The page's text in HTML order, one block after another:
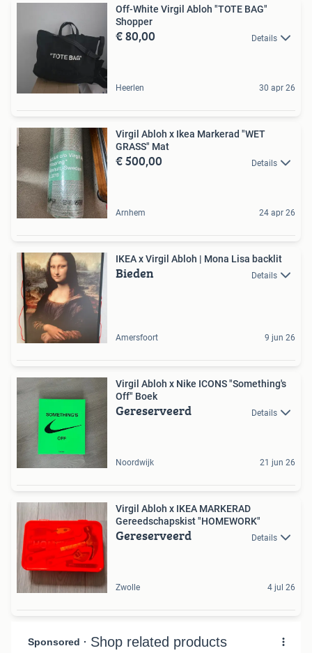
Off-White Virgil Abloh "TOTE BAG"
Shopper
€ 80,00 Details
Heerlen 30 apr 26
Virgil Abloh x Ikea Markerad "WET
GRASS" Mat
€ 500,00 Details
Arnhem 24 apr 26
IKEA x Virgil Abloh | Mona Lisa backlit
Bieden Details
Amersfoort 9 jun 26
Virgil Abloh x Nike ICONS "Something's
Off" Boek
Gereserveerd Details
Noordwijk 21 jun 26
Virgil Abloh x IKEA MARKERAD
Gereedschapskist "HOMEWORK"
Gereserveerd Details
Zwolle 4 jul 26